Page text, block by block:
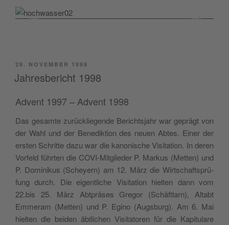
POSTED
ON
29. NOVEMBER 1998
Jahresbericht 1998
Advent 1997 – Advent 1998
Das gesamte zurück­liegende Bericht­s­jahr war geprägt von
der Wahl und der Benedik­tion des neuen Abtes. Ein­er der
ersten Schritte dazu war die kanon­is­che Vis­i­ta­tion. In deren
Vor­feld führten die COVI-Mit­glieder P. Markus (Met­ten) und
P. Dominikus (Schey­ern) am 12. März die Wirtschaft­sprü­
fung durch. Die eigentliche Vis­i­ta­tion hiel­ten dann vom
22.bis 25. März Abt­präs­es Gre­gor (Schäft­larn), Altabt
Emmer­am (Met­ten) und P. Egi­no (Augs­burg). Am 6. Mai
hiel­ten die bei­den äbtlichen Vis­i­ta­toren für die Kapit­u­lare